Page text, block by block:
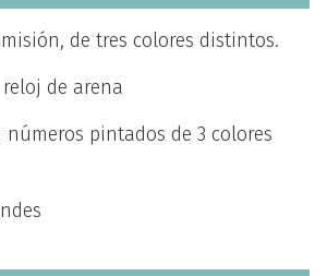
de tres colores distintos.
de arena
números pintados de 3 colores